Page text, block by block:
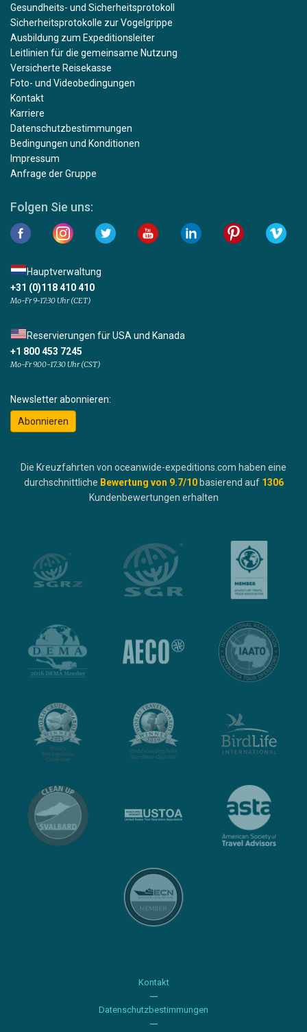
Gesundheits- und Sicherheitsprotokoll
Sicherheitsprotokolle zur Vogelgrippe
Ausbildung zum Expeditionsleiter
Leitlinien für die gemeinsame Nutzung
Versicherte Reisekasse
Foto- und Videobedingungen
Kontakt
Karriere
Datenschutzbestimmungen
Bedingungen und Konditionen
Impressum
Anfrage der Gruppe
Folgen Sie uns:
Hauptverwaltung
+31 (0)118 410 410
Mo-Fr 9-17:30 Uhr (CET)
Reservierungen für USA und Kanada
+1 800 453 7245
Mo-Fr 9.00-17.30 Uhr (CST)
Newsletter abonnieren:
Abonnieren
Die Kreuzfahrten von oceanwide-expeditions.com haben eine
durchschnittliche Bewertung von 9.7/10 basierend auf 1306
Kundenbewertungen erhalten
Kontakt
Datenschutzbestimmungen